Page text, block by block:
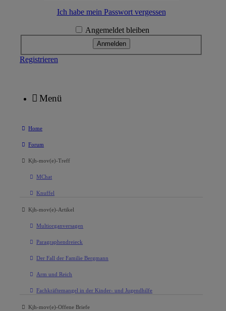
Ich habe mein Passwort vergessen
Angemeldet bleiben
Registrieren
Menü
Home
Forum
Kjh-mov(e)-Treff
MChat
Knuffel
Kjh-mov(e)-Artikel
Multiorganversagen
Paragraphendreieck
Der Fall der Familie Bergmann
Arm und Reich
Fachkräftemangel in der Kinder- und Jugendhilfe
Kjh-mov(e)-Offene Briefe